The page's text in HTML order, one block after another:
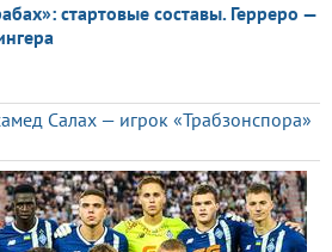
стартовые составы. Герреро —
Салах — игрок «Трабзонспора»